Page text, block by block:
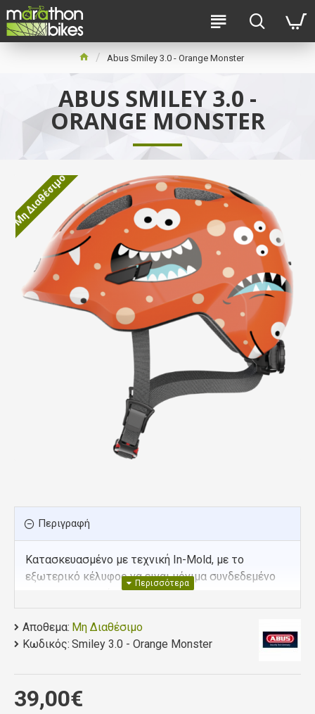
Abus Smiley 3.0 - Orange Monster
ABUS SMILEY 3.0 -
ORANGE MONSTER
Μη Διαθέσιμο
Περιγραφή
Κατασκευασμένο με τεχνική In-Mold, με το
εξωτερικό κέλυφος να ειναι μόνιμα συνδεδεμένο
με το εσωτερικό προστατευτικό
Zoom Ace Kids σύστημα ρύθμισης για να
ταιριάζει σε κάθε σχήμα κεφαλιού
4 υποδοχές εισόδου και 4 εξόδου του αέρα
Αποθεμα: Μη Διαθέσιμο
Κωδικός: Smiley 3.0 - Orange Monster
39,00€